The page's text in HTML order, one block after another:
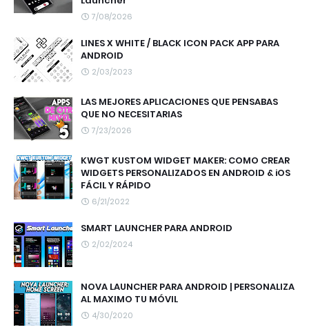
7/08/2026
LINES X WHITE / BLACK ICON PACK APP PARA
ANDROID
2/03/2023
LAS MEJORES APLICACIONES QUE PENSABAS
QUE NO NECESITARIAS
7/23/2026
KWGT KUSTOM WIDGET MAKER: COMO CREAR
WIDGETS PERSONALIZADOS EN ANDROID & iOS
FÁCIL Y RÁPIDO
6/21/2022
SMART LAUNCHER PARA ANDROID
2/02/2024
NOVA LAUNCHER PARA ANDROID | PERSONALIZA
AL MAXIMO TU MÓVIL
4/30/2020